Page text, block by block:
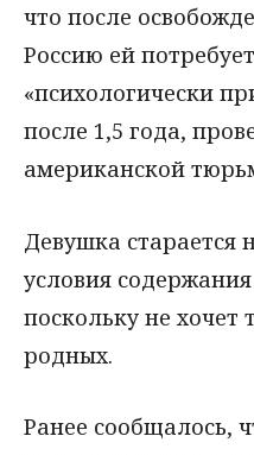
что после
Россию ей
«психологически
после 1,5 года,
американской
Девушка старается
условия
поскольку не хочет
родных.
Ранее сообщалось,